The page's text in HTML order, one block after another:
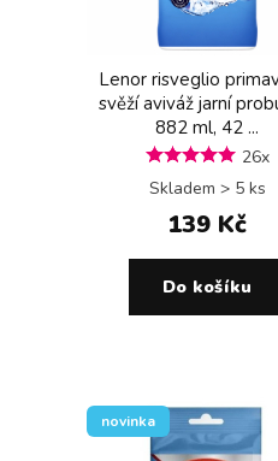
Lenor risveglio
svěží aviváž jarní
882 ml, 42 ...
26x
Skladem > 5 ks
139 Kč
Do košíku
novinka